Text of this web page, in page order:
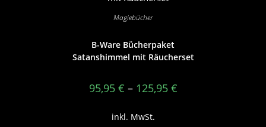
werden
Magiebücher
B-Ware Bücherpaket
Satanshimmel mit Räucherset
95,95 € – 125,95 €
inkl. MwSt.